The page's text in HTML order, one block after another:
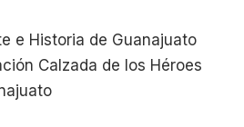
e Historia de Guanajuato
Calzada de los Héroes